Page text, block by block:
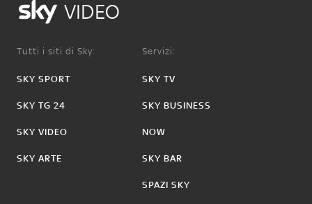
VIDEO
Tutti i siti di Sky:
SKY SPORT
SKY TG 24
SKY VIDEO
SKY ARTE
Servizi:
SKY TV
SKY BUSINESS
NOW
SKY BAR
SPAZI SKY